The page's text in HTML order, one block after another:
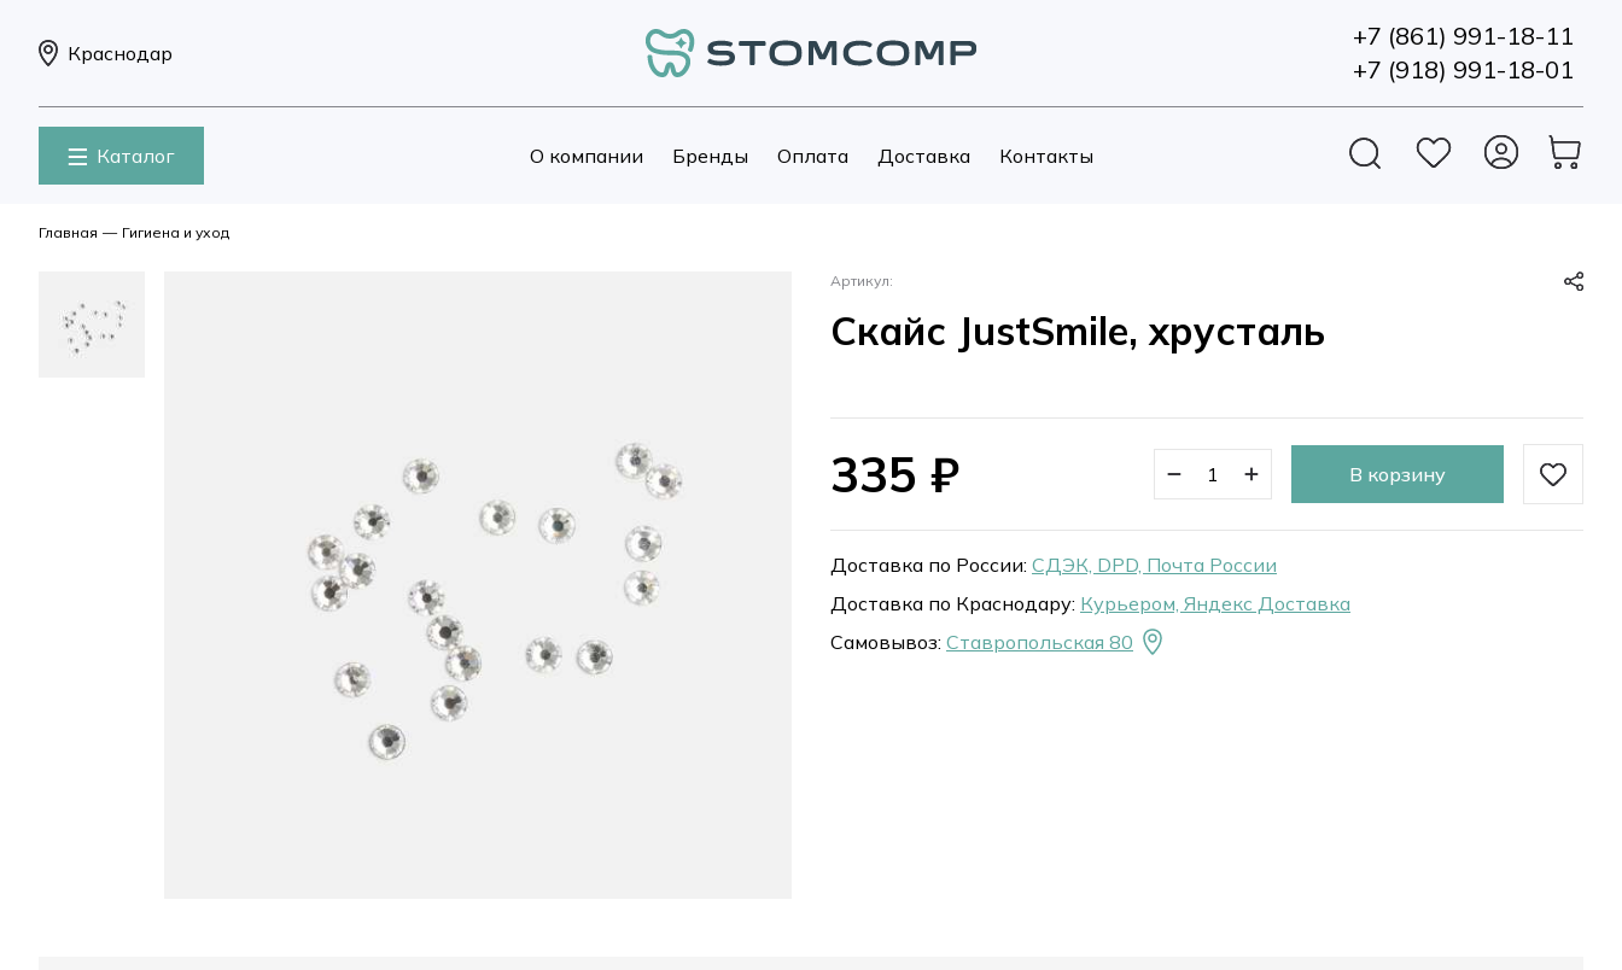
Краснодар
+7 (861) 991-18-11
+7 (918) 991-18-01
Каталог О компании Бренды Оплата Доставка Контакты
Главная — Гигиена и уход
Артикул:
Скайс JustSmile, хрусталь
335 ₽ В корзину
Доставка по России: СДЭК, DPD, Почта России
Доставка по Краснодару: Курьером, Яндекс Доставка
Самовывоз: Ставропольская 80